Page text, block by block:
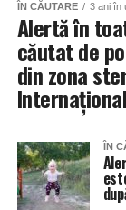
ÎN CĂUTARE 3 ani în
Alertă în
căutat de
din zona
ÎN